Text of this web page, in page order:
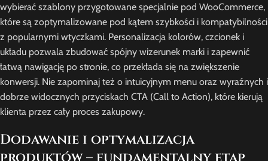
wybierać szablony przygotowane specjalnie pod WooCommerce,
które są zoptymalizowane pod kątem szybkości i kompatybilności
z popularnymi wtyczkami. Personalizacja kolorów, czcionek i
układu pozwala zbudować spójny wizerunek marki i zapewnić
łatwą nawigację po stronie, co przekłada się na zwiększenie
konwersji. Nie zapominaj też o intuicyjnym menu oraz wyraźnych i
dobrze widocznych przyciskach CTA (Call to Action), które kierują
klienta przez cały proces zakupowy.
Dodawanie i optymalizacja